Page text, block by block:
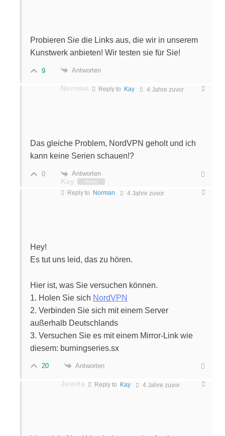
Probieren Sie die Links aus, die wir in unserem
Kunstwerk anbieten! Wir testen sie für Sie!
9 Antworten
Norman Reply to Kay 4 Jahre zuvor
Das gleiche Problem, NordVPN geholt und ich
kann keine Serien schauen!?
0 Antworten
Kay Autor
Reply to Norman 4 Jahre zuvor
Hey!
Es tut uns leid, das zu hören.
Hier ist, was Sie versuchen können.
1. Holen Sie sich NordVPN
2. Verbinden Sie sich mit einem Server
außerhalb Deutschlands
3. Versuchen Sie es mit einem Mirror-Link wie
diesem: burningseries.sx
20 Antworten
Jowita Reply to Kay 4 Jahre zuvor